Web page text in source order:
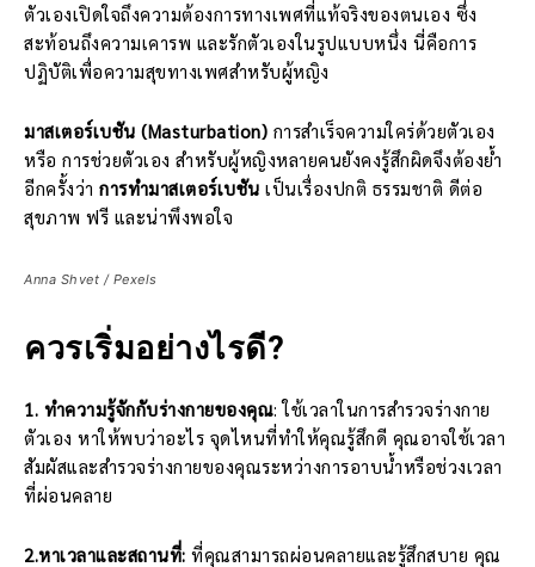
ตัวเองเปิดใจถึงความต้องการทางเพศที่แท้จริงของตนเอง ซึ่ง
สะท้อนถึงความเคารพ และรักตัวเองในรูปแบบหนึ่ง นี่คือการ
ปฏิบัติเพื่อความสุขทางเพศสำหรับผู้หญิง
มาสเตอร์เบชัน (Masturbation) การสำเร็จความใคร่ด้วยตัวเอง
หรือ การช่วยตัวเอง สำหรับผู้หญิงหลายคนยังคงรู้สึกผิดจึงต้องย้ำ
อีกครั้งว่า การทำมาสเตอร์เบชัน เป็นเรื่องปกติ ธรรมชาติ ดีต่อ
สุขภาพ ฟรี และน่าพึงพอใจ
Anna Shvet / Pexels
ควรเริ่มอย่างไรดี?
1. ทำความรู้จักกับร่างกายของคุณ: ใช้เวลาในการสำรวจร่างกาย
ตัวเอง หาให้พบว่าอะไร จุดไหนที่ทำให้คุณรู้สึกดี คุณอาจใช้เวลา
สัมผัสและสำรวจร่างกายของคุณระหว่างการอาบน้ำหรือช่วงเวลา
ที่ผ่อนคลาย
2.หาเวลาและสถานที่: ที่คุณสามารถผ่อนคลายและรู้สึกสบาย คุณ